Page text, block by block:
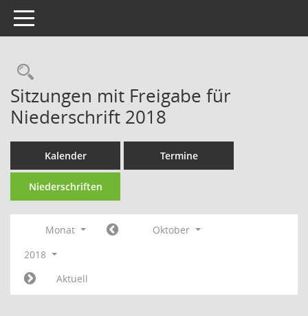
Toggle navigation
Rechercheauswahl
Sitzungen mit Freigabe für
Niederschrift 2018
Kalender Termine
Niederschriften
Monat
Oktober
2018
Aktuell